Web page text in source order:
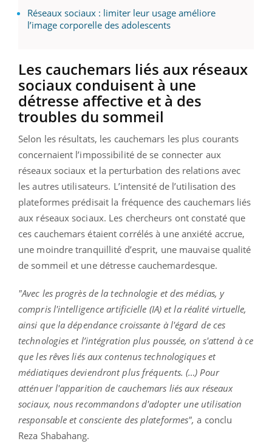
Réseaux sociaux : limiter leur usage améliore
l’image corporelle des adolescents
Les cauchemars liés aux réseaux
sociaux conduisent à une
détresse affective et à des
troubles du sommeil
Selon les résultats, les cauchemars les plus courants
concernaient l’impossibilité de se connecter aux
réseaux sociaux et la perturbation des relations avec
les autres utilisateurs. L’intensité de l’utilisation des
plateformes prédisait la fréquence des cauchemars liés
aux réseaux sociaux. Les chercheurs ont constaté que
ces cauchemars étaient corrélés à une anxiété accrue,
une moindre tranquillité d’esprit, une mauvaise qualité
de sommeil et une détresse cauchemardesque.
"Avec les progrès de la technologie et des médias, y
compris l'intelligence artificielle (IA) et la réalité virtuelle,
ainsi que la dépendance croissante à l'égard de ces
technologies et l’intégration plus poussée, on s'attend à ce
que les rêves liés aux contenus technologiques et
médiatiques deviendront plus fréquents. (…) Pour
atténuer l'apparition de cauchemars liés aux réseaux
sociaux, nous recommandons d'adopter une utilisation
responsable et consciente des plateformes", a conclu
Reza Shabahang.